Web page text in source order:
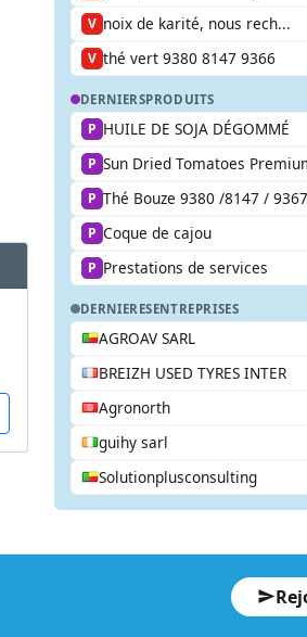
V noix de karité, nous rech...
V thé vert 9380 8147 9366
DERNIERSPRODUITS
P HUILE DE SOJA DÉGOMMÉ
P Sun Dried Tomatoes
P Thé Bouze 9380 /8147 / 9367
P Coque de cajou
P Prestations de services
DERNIERESENTREPRISES
AGROAV SARL
BREIZH USED TYRES INTER
Agronorth
guihy sarl
Solutionplusconsulting